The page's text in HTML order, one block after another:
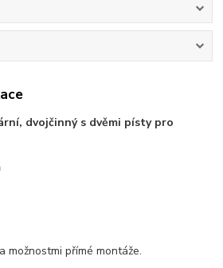
dvojčinný s dvěmi písty pro
možnostmi přímé montáže.